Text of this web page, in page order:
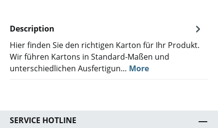
Description
Hier finden Sie den richtigen Karton für Ihr Produkt.
Wir führen Kartons in Standard-Maßen und
unterschiedlichen Ausfertigun… More
SERVICE HOTLINE